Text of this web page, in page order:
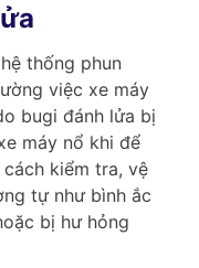
thống phun
việc xe máy
bugi đánh lửa bị
máy nổ khi để
kiểm tra, vệ
tự như bình ắc
bị hư hỏng